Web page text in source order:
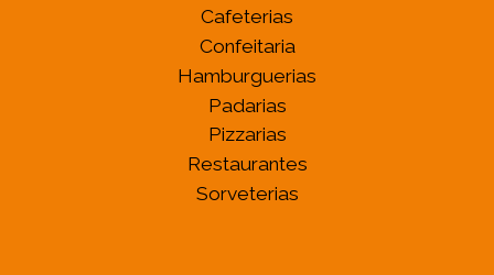
Cafeterias
Confeitaria
Hamburguerias
Padarias
Pizzarias
Restaurantes
Sorveterias